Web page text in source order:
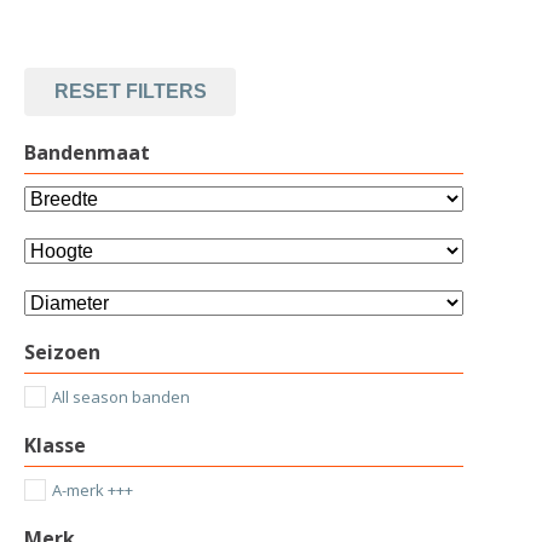
RESET FILTERS
Bandenmaat
Seizoen
All season banden
Klasse
A-merk +++